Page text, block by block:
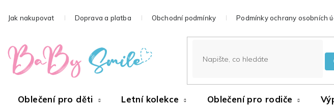
naJak nakupovat Doprava a platba Obchodní podmínky Podmínky ochrany osobních
Oblečení pro děti Letní kolekce Oblečení pro rodiče